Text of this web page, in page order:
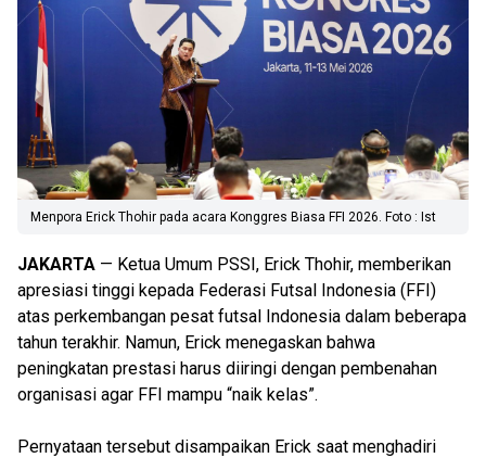
Menpora Erick Thohir pada acara Konggres Biasa FFI 2026. Foto : Ist
JAKARTA — Ketua Umum PSSI, Erick Thohir, memberikan
apresiasi tinggi kepada Federasi Futsal Indonesia (FFI)
atas perkembangan pesat futsal Indonesia dalam beberapa
tahun terakhir. Namun, Erick menegaskan bahwa
peningkatan prestasi harus diiringi dengan pembenahan
organisasi agar FFI mampu “naik kelas”.
Pernyataan tersebut disampaikan Erick saat menghadiri